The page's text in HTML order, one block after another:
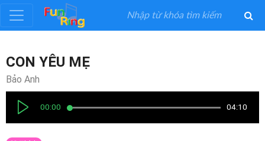
Đăng
ký
nhập
CON YÊU MẸ
Bảo Anh
00:00 04:10